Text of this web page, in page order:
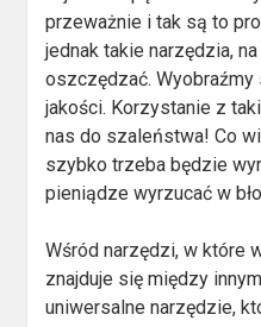
przeważnie i tak są to
jednak takie narzędzia,
oszczędzać. Wyobraźmy
jakości. Korzystanie z
nas do szaleństwa! Co
szybko trzeba będzie
pieniądze wyrzucać w
Wśród narzędzi, w które
znajduje się między
uniwersalne narzędzie,